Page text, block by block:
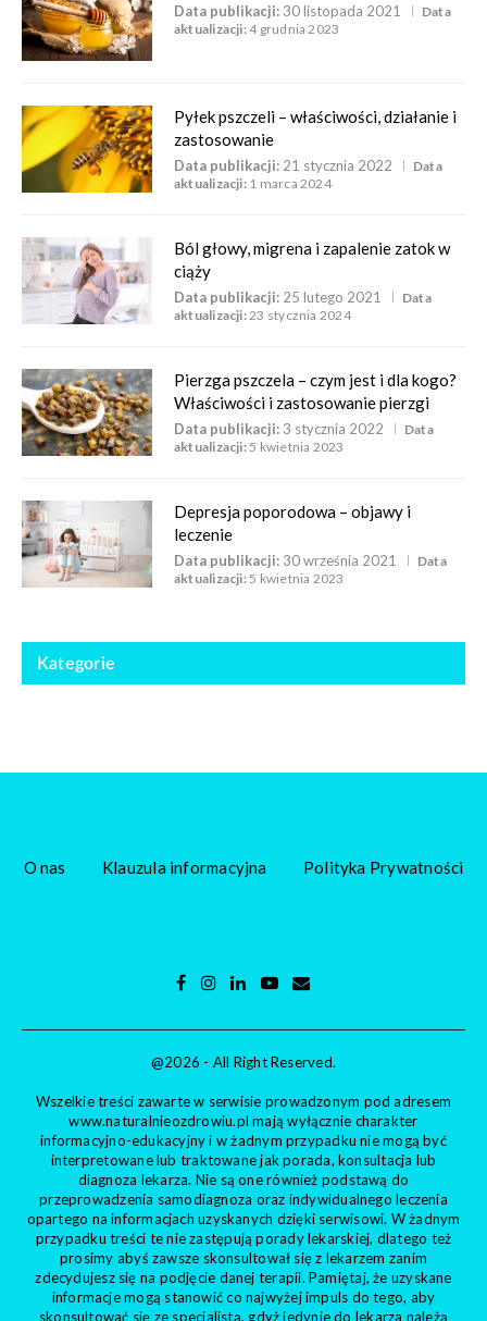
Data publikacji: 30 listopada 2021
Data
aktualizacji:4 grudnia 2023
Pyłek pszczeli – właściwości, działanie i
zastosowanie
Data publikacji: 21 stycznia 2022
Data
aktualizacji: 1 marca 2024
Ból głowy, migrena i zapalenie zatok w
ciąży
Data publikacji: 25 lutego 2021
Data
aktualizacji:23 stycznia 2024
Pierzga pszczela – czym jest i dla kogo?
Właściwości i zastosowanie pierzgi
Data publikacji: 3 stycznia 2022
Data
aktualizacji: 5 kwietnia 2023
Depresja poporodowa – objawy i
leczenie
Data publikacji: 30 września 2021
Data
aktualizacji: 5 kwietnia 2023
Kategorie
O nas Klauzula informacyjna Polityka Prywatności
@2026 - All Right Reserved.
Wszelkie treści zawarte w serwisie prowadzonym pod adresem
www.naturalnieozdrowiu.pl mają wyłącznie charakter
informacyjno-edukacyjny i w żadnym przypadku nie mogą być
interpretowane lub traktowane jak porada, konsultacja lub
diagnoza lekarza. Nie są one również podstawą do
przeprowadzenia samodiagnoza oraz indywidualnego leczenia
opartego na informacjach uzyskanych dzięki serwisowi. W żadnym
przypadku treści te nie zastępują porady lekarskiej, dlatego też
prosimy abyś zawsze skonsultował się z lekarzem zanim
zdecydujesz się na podjęcie danej terapii. Pamiętaj, że uzyskane
informacje mogą stanowić co najwyżej impuls do tego, aby
skonsultować się ze specjalistą, gdyż jedynie do lekarza należą